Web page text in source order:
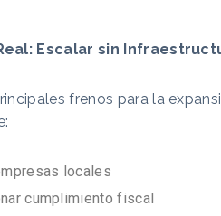
Escalar sin
frenos para la
locales
cumplimiento fiscal